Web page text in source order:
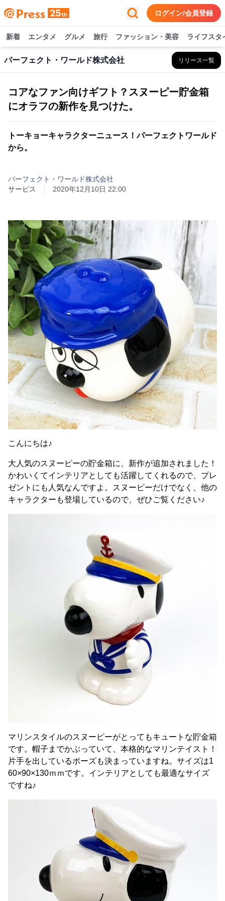
ログイン/会員登録
新着 エンタメ グルメ 旅行 ファッション・美容 ライフスタ
パーフェクト・ワールド株式会社 リリース一覧
コアなファン向けギフト？スヌーピー貯金箱
にオラフの新作を見つけた。
トーキョーキャラクターニュース！パーフェクトワールド
から。
パーフェクト・ワールド株式会社
サービス
2020年12月10日 22:00
こんにちは♪
大人気のスヌーピーの貯金箱に、新作が追加されました！
かわいくてインテリアとしても活躍してくれるので、プレ
ゼントにも人気なんですよ。スヌーピーだけでなく、他の
キャラクターも登場しているので、ぜひご覧ください♪
マリンスタイルのスヌーピーがとってもキュートな貯金箱
です。帽子までかぶっていて、本格的なマリンテイスト！
片手を出しているポーズも決まっていますね。サイズは1
60×90×130ｍｍです。インテリアとしても最適なサイズ
ですね♪